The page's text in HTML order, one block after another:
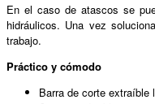
En el caso de atascos se
hidráulicos. Una vez
trabajo.
Práctico y cómodo
Barra de corte extraíble